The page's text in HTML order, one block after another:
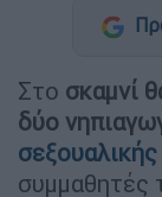
Στο σκαμνί
δύο
συμμαθητές